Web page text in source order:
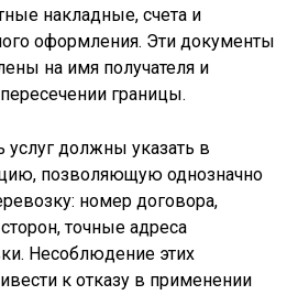
накладные, счета и
оформления. Эти документы
на имя получателя и
границы.
услуг должны указать в
позволяющую однозначно
номер договора,
точные адреса
Несоблюдение этих
к отказу в применении